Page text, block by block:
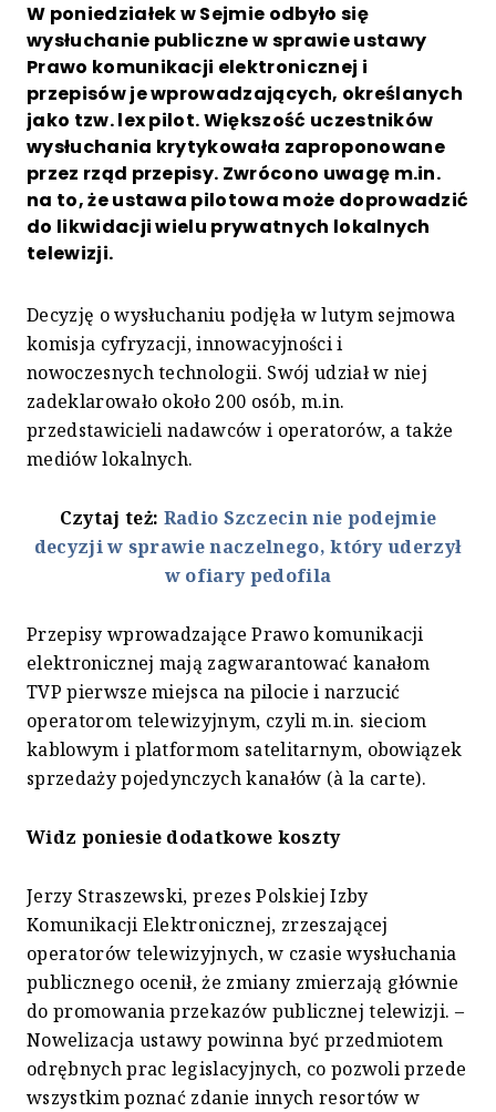
W poniedziałek w Sejmie odbyło się
wysłuchanie publiczne w sprawie ustawy
Prawo komunikacji elektronicznej i
przepisów je wprowadzających, określanych
jako tzw. lex pilot. Większość uczestników
wysłuchania krytykowała zaproponowane
przez rząd przepisy. Zwrócono uwagę m.in.
na to, że ustawa pilotowa może doprowadzić
do likwidacji wielu prywatnych lokalnych
telewizji.
Decyzję o wysłuchaniu podjęła w lutym sejmowa
komisja cyfryzacji, innowacyjności i
nowoczesnych technologii. Swój udział w niej
zadeklarowało około 200 osób, m.in.
przedstawicieli nadawców i operatorów, a także
mediów lokalnych.
Czytaj też: Radio Szczecin nie podejmie
decyzji w sprawie naczelnego, który uderzył
w ofiary pedofila
Przepisy wprowadzające Prawo komunikacji
elektronicznej mają zagwarantować kanałom
TVP pierwsze miejsca na pilocie i narzucić
operatorom telewizyjnym, czyli m.in. sieciom
kablowym i platformom satelitarnym, obowiązek
sprzedaży pojedynczych kanałów (à la carte).
Widz poniesie dodatkowe koszty
Jerzy Straszewski, prezes Polskiej Izby
Komunikacji Elektronicznej, zrzeszającej
operatorów telewizyjnych, w czasie wysłuchania
publicznego ocenił, że zmiany zmierzają głównie
do promowania przekazów publicznej telewizji. –
Nowelizacja ustawy powinna być przedmiotem
odrębnych prac legislacyjnych, co pozwoli przede
wszystkim poznać zdanie innych resortów w